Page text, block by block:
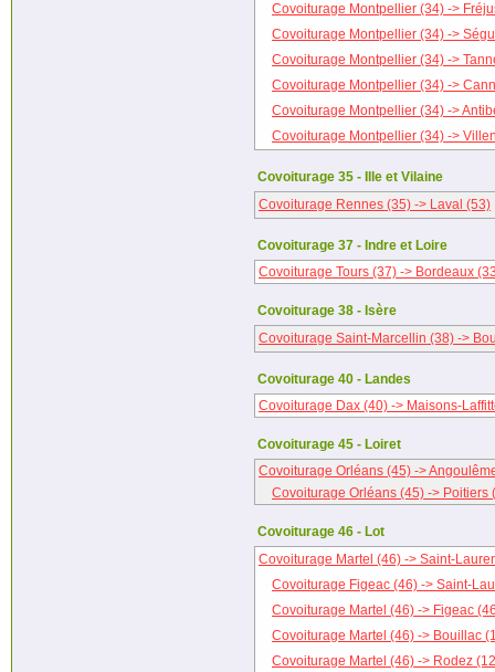
Covoiturage Montpellier (34) ->
Covoiturage Montpellier (34) ->
Covoiturage Montpellier (34) ->
Covoiturage Montpellier (34) ->
Covoiturage Montpellier (34) ->
Covoiturage Montpellier (34) ->
Covoiturage 35 - Ille et Vilaine
Covoiturage Rennes (35) -> Laval (53)
Covoiturage 37 - Indre et Loire
Covoiturage Tours (37) -> Bordeaux
Covoiturage 38 - Isère
Covoiturage Saint-Marcellin (38) ->
Covoiturage 40 - Landes
Covoiturage Dax (40) -> Maisons-
Covoiturage 45 - Loiret
Covoiturage Orléans (45) ->
Covoiturage Orléans (45) -> Poitiers
Covoiturage 46 - Lot
Covoiturage Martel (46) -> Saint-
Covoiturage Figeac (46) -> Saint-
Covoiturage Martel (46) -> Figeac
Covoiturage Martel (46) -> Bouillac
Covoiturage Martel (46) -> Rodez